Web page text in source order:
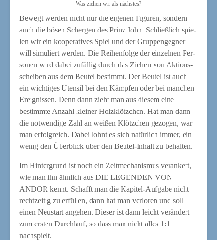
Was zie­hen wir als nächstes?
Bewegt wer­den nicht nur die eige­nen Figu­ren, son­dern
auch die bösen Scher­gen des Prinz John. Schließ­lich spie­
len wir ein koope­ra­ti­ves Spiel und der Grup­pen­geg­ner
will simu­liert wer­den. Die Rei­hen­fol­ge der ein­zel­nen Per­
so­nen wird dabei zufäl­lig durch das Zie­hen von Akti­ons­
schei­ben aus dem Beu­tel bestimmt. Der Beu­tel ist auch
ein wich­ti­ges Uten­sil bei den Kämp­fen oder bei man­chen
Ereig­nis­sen. Denn dann zieht man aus die­sem eine
bestimm­te Anzahl klei­ner Holz­klötz­chen. Hat man dann
die not­wen­di­ge Zahl an wei­ßen Klötz­chen gezo­gen, war
man erfolg­reich. Dabei lohnt es sich natür­lich immer, ein
wenig den Über­blick über den Beu­tel-Inhalt zu behalten.
Im Hin­ter­grund ist noch ein Zeit­me­cha­nis­mus ver­an­kert,
wie man ihn ähn­lich aus DIE LEGENDEN VON
ANDOR kennt. Schafft man die Kapi­tel-Auf­ga­be nicht
recht­zei­tig zu erfül­len, dann hat man ver­lo­ren und soll
einen Neu­start ange­hen. Die­ser ist dann leicht ver­än­dert
zum ers­ten Durch­lauf, so dass man nicht alles 1:1
nachspielt.